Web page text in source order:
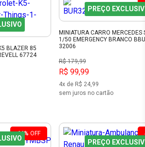
BLAZER 85
67724
PREÇO
MINIATURA CARRO MERCEDES
1/50 EMERGENCY BRANCO
32006
R$ 179,99
R$ 99,99
4x de R$ 24,99
sem juros no cartão
44% OFF
PREÇO